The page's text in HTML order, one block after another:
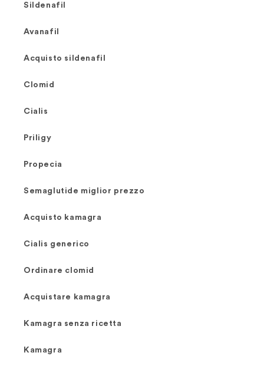
Sildenafil
Avanafil
Acquisto sildenafil
Clomid
Cialis
Priligy
Propecia
Semaglutide miglior prezzo
Acquisto kamagra
Cialis generico
Ordinare clomid
Acquistare kamagra
Kamagra senza ricetta
Kamagra